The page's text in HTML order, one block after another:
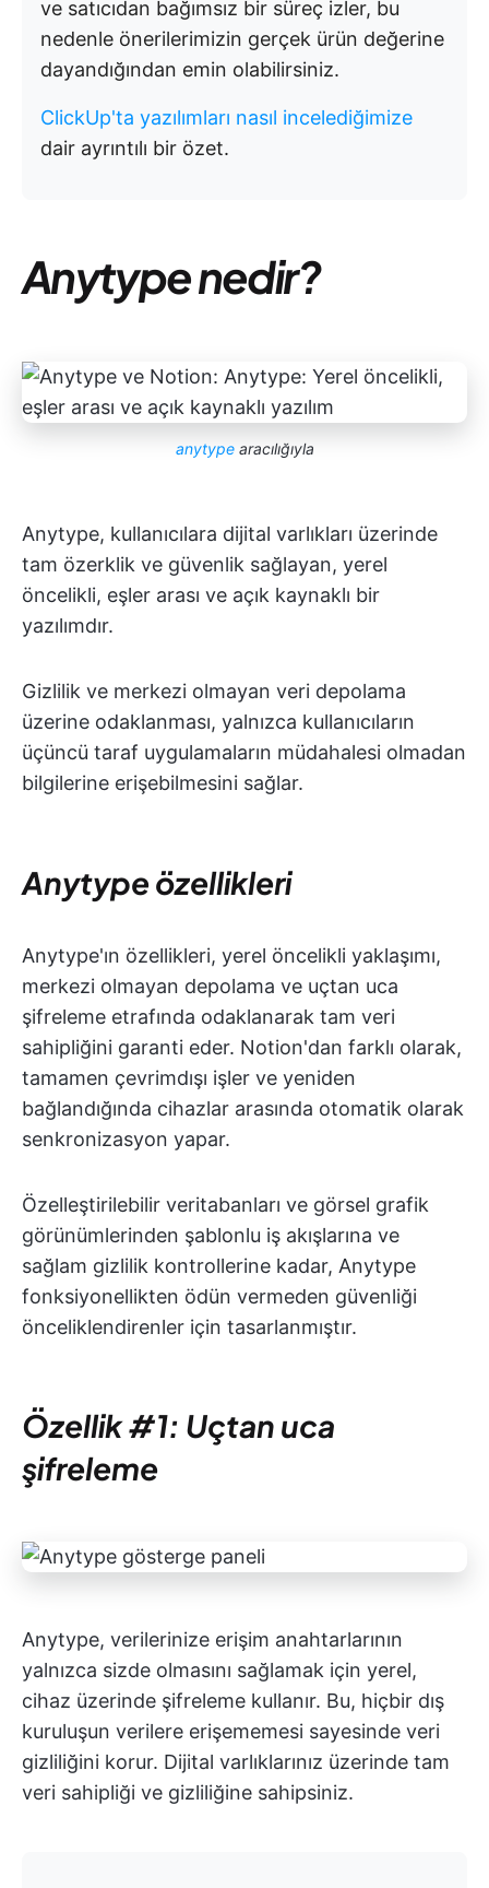
ve satıcıdan bağımsız bir süreç izler, bu
nedenle önerilerimizin gerçek ürün değerine
dayandığından emin olabilirsiniz.
ClickUp'ta yazılımları nasıl incelediğimize
dair ayrıntılı bir özet.
Anytype nedir?
anytypearacılığıyla
Anytype, kullanıcılara dijital varlıkları üzerinde
tam özerklik ve güvenlik sağlayan, yerel
öncelikli, eşler arası ve açık kaynaklı bir
yazılımdır.
Gizlilik ve merkezi olmayan veri depolama
üzerine odaklanması, yalnızca kullanıcıların
üçüncü taraf uygulamaların müdahalesi olmadan
bilgilerine erişebilmesini sağlar.
Anytype özellikleri
Anytype'ın özellikleri, yerel öncelikli yaklaşımı,
merkezi olmayan depolama ve uçtan uca
şifreleme etrafında odaklanarak tam veri
sahipliğini garanti eder. Notion'dan farklı olarak,
tamamen çevrimdışı işler ve yeniden
bağlandığında cihazlar arasında otomatik olarak
senkronizasyon yapar.
Özelleştirilebilir veritabanları ve görsel grafik
görünümlerinden şablonlu iş akışlarına ve
sağlam gizlilik kontrollerine kadar, Anytype
fonksiyonellikten ödün vermeden güvenliği
önceliklendirenler için tasarlanmıştır.
Özellik #1: Uçtan uca
şifreleme
Anytype, verilerinize erişim anahtarlarının
yalnızca sizde olmasını sağlamak için yerel,
cihaz üzerinde şifreleme kullanır. Bu, hiçbir dış
kuruluşun verilere erişememesi sayesinde veri
gizliliğini korur. Dijital varlıklarınız üzerinde tam
veri sahipliği ve gizliliğine sahipsiniz.